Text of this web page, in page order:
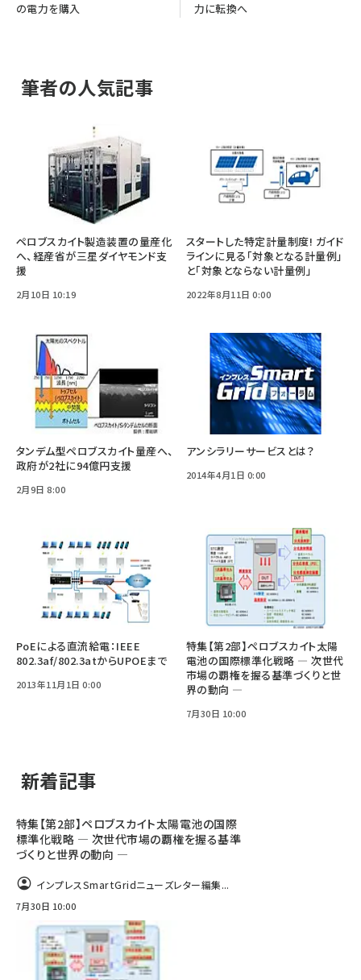
の電力を購入
力に転換へ
筆者の人気記事
ペロブスカイト製造装置の量産化
へ、経産省が三星ダイヤモンド支
援
2月10日 10:19
スタートした特定計量制度! ガイド
ラインに見る「対象となる計量例」
と「対象とならない計量例」
2022年8月11日 0:00
タンデム型ペロブスカイト量産へ、
政府が2社に94億円支援
2月9日 8:00
アンシラリーサービスとは？
2014年4月1日 0:00
PoEによる直流給電：IEEE
802.3af/802.3atからUPOEまで
2013年11月1日 0:00
特集【第2部】ペロブスカイト太陽
電池の国際標準化戦略 ― 次世代
市場の覇権を握る基準づくりと世
界の動向 ―
7月30日 10:00
新着記事
特集【第2部】ペロブスカイト太陽電池の国際
標準化戦略 ― 次世代市場の覇権を握る基準
づくりと世界の動向 ―
インプレスSmartGridニューズレター編集...
7月30日 10:00